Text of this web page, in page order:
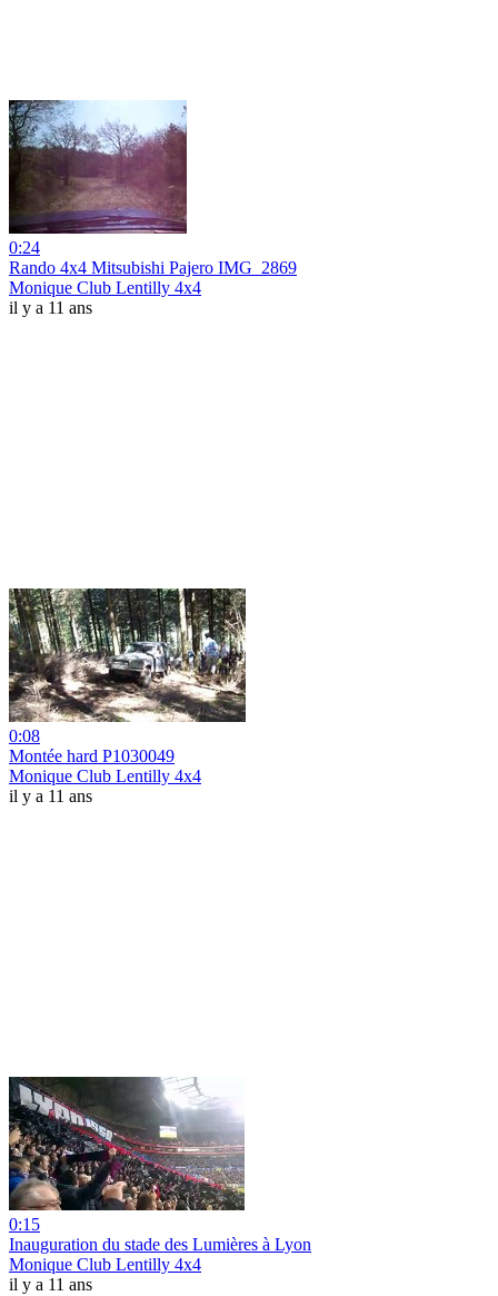
0:24
Rando 4x4 Mitsubishi Pajero IMG_2869
Monique Club Lentilly 4x4
il y a 11 ans
0:08
Montée hard P1030049
Monique Club Lentilly 4x4
il y a 11 ans
0:15
Inauguration du stade des Lumières à Lyon
Monique Club Lentilly 4x4
il y a 11 ans